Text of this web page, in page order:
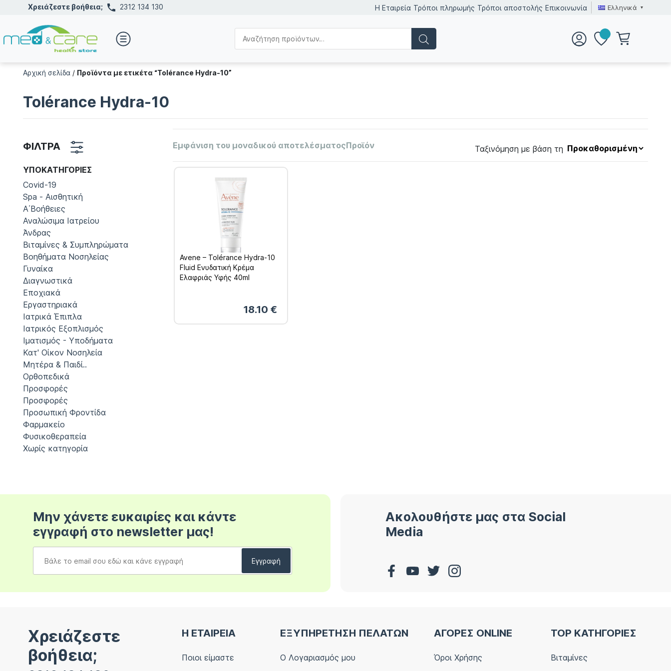
Χρειάζεστε βοήθεια; 2312 134 130 Η Εταιρεία Τρόποι πληρωμής Τρόποι αποστολής Επικοινωνία Ελληνικά
Αρχική σελίδα/ Προϊόντα με ετικέτα “Tolérance Hydra-10”
Tolérance Hydra-10
ΦΙΛΤΡΑ
ΥΠΟΚΑΤΗΓΟΡΊΕΣ
Covid-19
Spa - Αισθητική
Α΄Βοήθειες
Αναλώσιμα Ιατρείου
Άνδρας
Βιταμίνες & Συμπληρώματα
Βοηθήματα Νοσηλείας
Γυναίκα
Διαγνωστικά
Εποχιακά
Εργαστηριακά
Ιατρικά Έπιπλα
Ιατρικός Εξοπλισμός
Ιματισμός - Υποδήματα
Κατ' Οίκον Νοσηλεία
Μητέρα & Παιδί..
Ορθοπεδικά
Προσφορές
Προσφορές
Προσωπική Φροντίδα
Φαρμακείο
Φυσικοθεραπεία
Χωρίς κατηγορία
Εμφάνιση του μοναδικού αποτελέσματοςΠροϊόν Ταξινόμηση με βάση τη
Avene – Tolérance Hydra-10
Fluid Ενυδατική Κρέμα
Ελαφριάς Υφής 40ml
18.10 €
Μην χάνετε ευκαιρίες και κάντε
εγγραφή στο newsletter μας!
Ακολουθήστε μας στα Social
Media
Χρειάζεστε
βοήθεια;
Η ΕΤΑΙΡΕΙΑ
Ποιοι είμαστε
ΕΞΥΠΗΡΕΤΗΣΗ ΠΕΛΑΤΩΝ
Ο Λογαριασμός μου
ΑΓΟΡΕΣ ONLINE
Όροι Χρήσης
TOP ΚΑΤΗΓΟΡΙΕΣ
Βιταμίνες